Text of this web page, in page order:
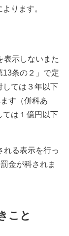
ります。
表示しないまた
13条の２」で定
しては３年以下
す（併科あ
ては１億円以下
れる表示を行っ
金が科されま
こと